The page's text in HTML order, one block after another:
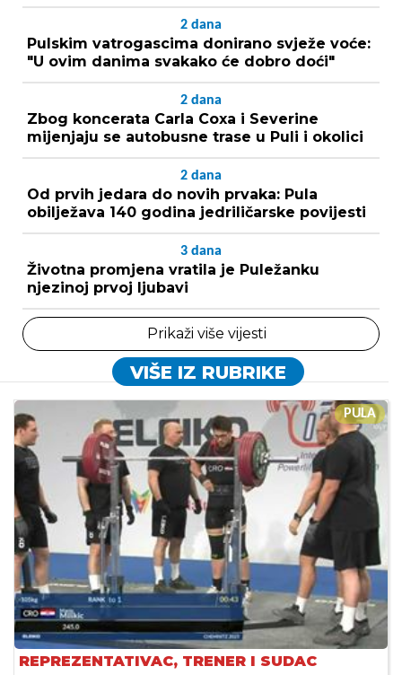
2 dana
Pulskim vatrogascima donirano svježe voće:
"U ovim danima svakako će dobro doći"
2 dana
Zbog koncerata Carla Coxa i Severine
mijenjaju se autobusne trase u Puli i okolici
2 dana
Od prvih jedara do novih prvaka: Pula
obilježava 140 godina jedriličarske povijesti
3 dana
Životna promjena vratila je Puležanku
njezinoj prvoj ljubavi
Prikaži više vijesti
VIŠE IZ RUBRIKE
PULA
REPREZENTATIVAC, TRENER I SUDAC